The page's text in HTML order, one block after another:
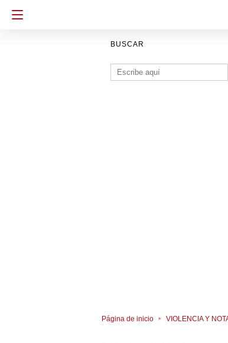
BUSCAR
Buscar:
Página de inicio VIOLENCIA Y